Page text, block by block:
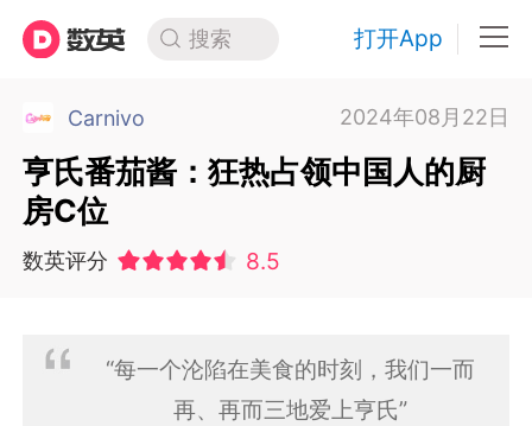
搜索 打开App
Carnivo 2024年08月22日
亨氏番茄酱：狂热占领中国人的厨
房C位
数英评分 8.5
“每一个沦陷在美食的时刻，我们一而
再、再而三地爱上亨氏”